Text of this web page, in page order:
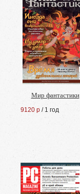
Мир фантастики
9120 р / 1 год